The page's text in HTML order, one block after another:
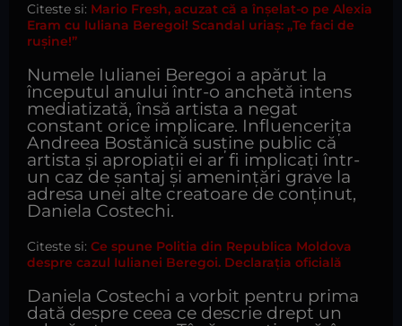
Citeste si: Mario Fresh, acuzat că a înșelat-o pe Alexia
Eram cu Iuliana Beregoi! Scandal uriaș: „Te faci de
rușine!”
Numele Iulianei Beregoi a apărut la
începutul anului într-o anchetă intens
mediatizată, însă artista a negat
constant orice implicare. Influencerița
Andreea Bostănică susține public că
artista și apropiații ei ar fi implicați într-
un caz de șantaj și amenințări grave la
adresa unei alte creatoare de conținut,
Daniela Costechi.
Citeste si: Ce spune Politia din Republica Moldova
despre cazul Iulianei Beregoi. Declarația oficială
Daniela Costechi a vorbit pentru prima
dată despre ceea ce descrie drept un